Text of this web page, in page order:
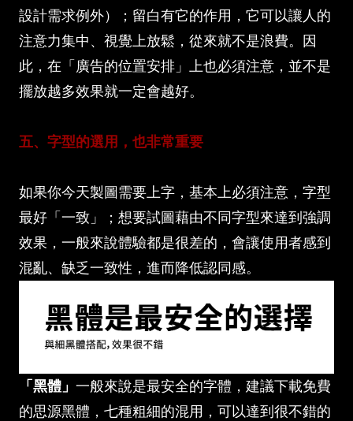
設計需求例外）；留白有它的作用，它可以讓人的
注意力集中、視覺上放鬆，從來就不是浪費。因
此，在「廣告的位置安排」上也必須注意，並不是
擺放越多效果就一定會越好。
五、字型的選用，也非常重要
如果你今天製圖需要上字，基本上必須注意，字型
最好「一致」；想要試圖藉由不同字型來達到強調
效果，一般來說體驗都是很差的，會讓使用者感到
混亂、缺乏一致性，進而降低認同感。
「黑體」 一般來說是最安全的字體，建議下載免費
的思源黑體，七種粗細的混用，可以達到很不錯的